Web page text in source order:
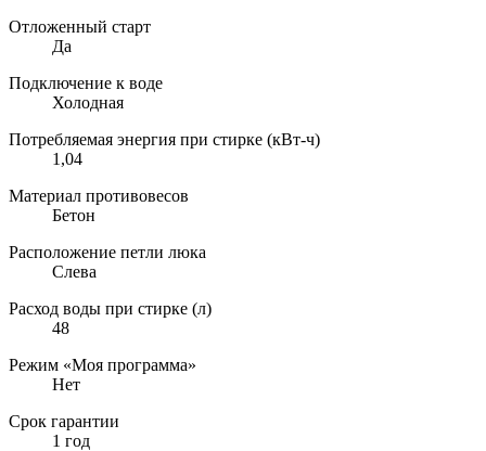
Отложенный старт
Да
Подключение к воде
Холодная
Потребляемая энергия при стирке (кВт-ч)
1,04
Материал противовесов
Бетон
Расположение петли люка
Слева
Расход воды при стирке (л)
48
Режим «Моя программа»
Нет
Срок гарантии
1 год